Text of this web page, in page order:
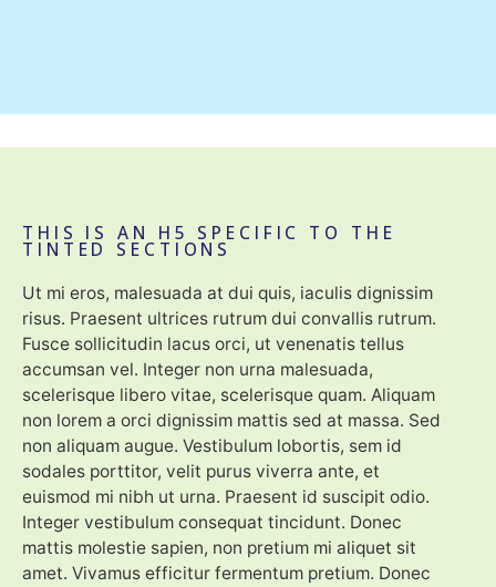
THIS IS AN H5 SPECIFIC TO THE
TINTED SECTIONS
Ut mi eros, malesuada at dui quis, iaculis dignissim
risus. Praesent ultrices rutrum dui convallis rutrum.
Fusce sollicitudin lacus orci, ut venenatis tellus
accumsan vel. Integer non urna malesuada,
scelerisque libero vitae, scelerisque quam. Aliquam
non lorem a orci dignissim mattis sed at massa. Sed
non aliquam augue. Vestibulum lobortis, sem id
sodales porttitor, velit purus viverra ante, et
euismod mi nibh ut urna. Praesent id suscipit odio.
Integer vestibulum consequat tincidunt. Donec
mattis molestie sapien, non pretium mi aliquet sit
amet. Vivamus efficitur fermentum pretium. Donec